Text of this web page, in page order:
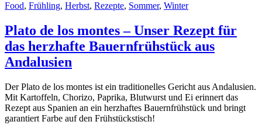
Food, Frühling, Herbst, Rezepte, Sommer, Winter
Plato de los montes – Unser Rezept für
das herzhafte Bauernfrühstück​ aus
Andalusien
Der Plato de los montes ist ein traditionelles Gericht aus Andalusien.
Mit Kartoffeln, Chorizo, Paprika, Blutwurst und Ei erinnert das
Rezept aus Spanien an ein herzhaftes Bauernfrühstück und bringt
garantiert Farbe auf den Frühstückstisch!